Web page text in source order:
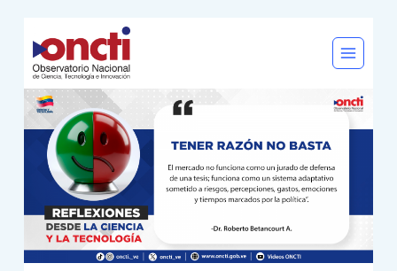
al
contenido